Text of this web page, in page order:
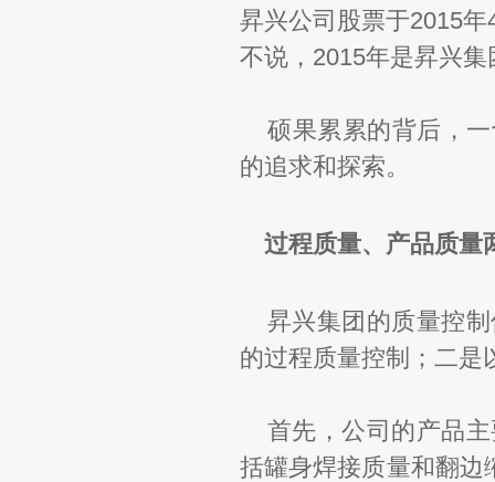
昇兴公司股票于2015
不说，2015年是昇兴
硕果累累的背后，
的追求和探索。
过程质量、产品质量
昇兴集团的质量控
的过程质量控制；二是
首先，公司的产品
括罐身焊接质量和翻边